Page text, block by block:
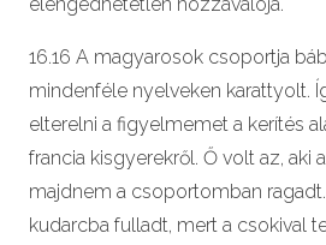
16.16 A magyarosok csoportja
mindenféle nyelveken karattyolt.
elterelni a figyelmemet a kerítés
francia kisgyerekről. Ő volt az, aki
majdnem a csoportomban
kudarcba fulladt, mert a csokival